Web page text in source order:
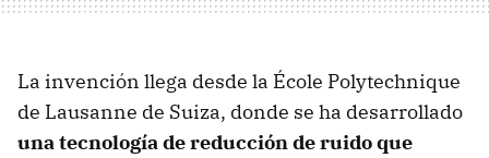
La invención llega desde la École Polytechnique
de Lausanne de Suiza, donde se ha desarrollado
una tecnología de reducción de ruido que